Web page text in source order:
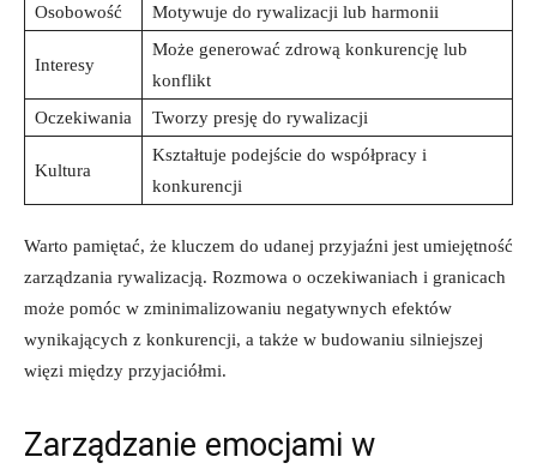
Osobowość Motywuje‌ do rywalizacji ⁣lub harmonii
Interesy
Może generować zdrową konkurencję lub
konflikt
Oczekiwania
Tworzy presję do rywalizacji
Kultura
Kształtuje podejście do współpracy i
konkurencji
Warto pamiętać, że kluczem⁤ do​ udanej przyjaźni jest‌ umiejętność‌
zarządzania rywalizacją. Rozmowa o oczekiwaniach i granicach
może pomóc w zminimalizowaniu‍ negatywnych efektów
wynikających z konkurencji, ‌a ⁣także w budowaniu silniejszej
więzi między przyjaciółmi.
Zarządzanie emocjami w